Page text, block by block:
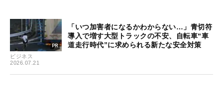
ビジネス
2026.07.21
「いつ加害者になるかわからない…」青切符
導入で増す大型トラックの不安、自転車“車
道走行時代”に求められる新たな安全対策